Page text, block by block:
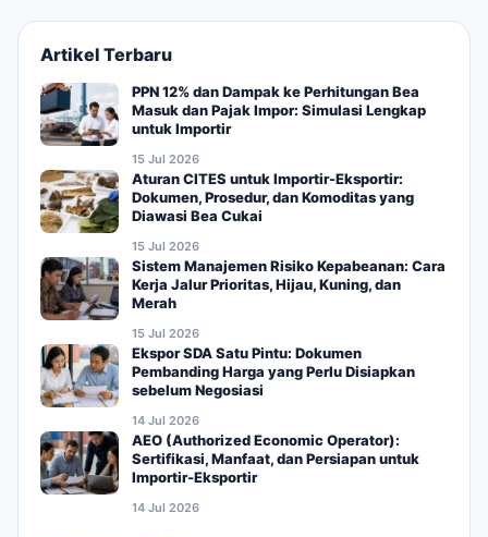
Artikel Terbaru
PPN 12% dan Dampak ke Perhitungan Bea
Masuk dan Pajak Impor: Simulasi Lengkap
untuk Importir
15 Jul 2026
Aturan CITES untuk Importir-Eksportir:
Dokumen, Prosedur, dan Komoditas yang
Diawasi Bea Cukai
15 Jul 2026
Sistem Manajemen Risiko Kepabeanan: Cara
Kerja Jalur Prioritas, Hijau, Kuning, dan
Merah
15 Jul 2026
Ekspor SDA Satu Pintu: Dokumen
Pembanding Harga yang Perlu Disiapkan
sebelum Negosiasi
14 Jul 2026
AEO (Authorized Economic Operator):
Sertifikasi, Manfaat, dan Persiapan untuk
Importir-Eksportir
14 Jul 2026